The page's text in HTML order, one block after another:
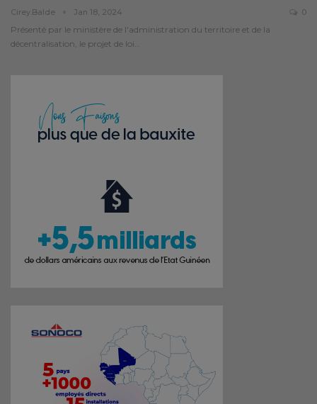
Cirey.balde Jan 18, 2024 0
Présenté par le ministère de l'administration du territoire et de la
décentralisation, le projet de loi…